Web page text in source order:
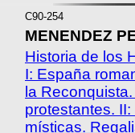
C90-254
MENENDEZ
Historia de los
I: España
la
protestantes.
místicas.